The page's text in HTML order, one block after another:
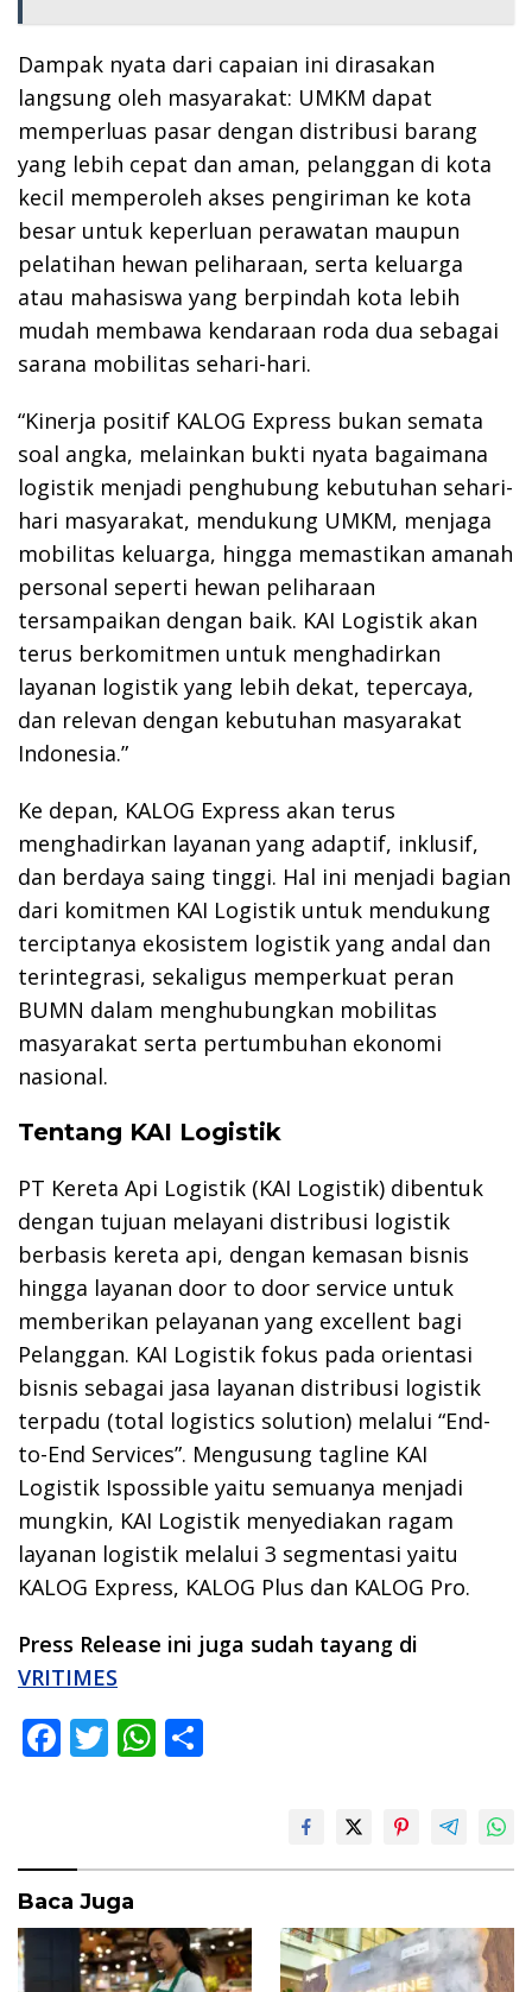
Dampak nyata dari capaian ini dirasakan
langsung oleh masyarakat: UMKM dapat
memperluas pasar dengan distribusi barang
yang lebih cepat dan aman, pelanggan di kota
kecil memperoleh akses pengiriman ke kota
besar untuk keperluan perawatan maupun
pelatihan hewan peliharaan, serta keluarga
atau mahasiswa yang berpindah kota lebih
mudah membawa kendaraan roda dua sebagai
sarana mobilitas sehari-hari.
“Kinerja positif KALOG Express bukan semata
soal angka, melainkan bukti nyata bagaimana
logistik menjadi penghubung kebutuhan sehari-
hari masyarakat, mendukung UMKM, menjaga
mobilitas keluarga, hingga memastikan amanah
personal seperti hewan peliharaan
tersampaikan dengan baik. KAI Logistik akan
terus berkomitmen untuk menghadirkan
layanan logistik yang lebih dekat, tepercaya,
dan relevan dengan kebutuhan masyarakat
Indonesia.”
Ke depan, KALOG Express akan terus
menghadirkan layanan yang adaptif, inklusif,
dan berdaya saing tinggi. Hal ini menjadi bagian
dari komitmen KAI Logistik untuk mendukung
terciptanya ekosistem logistik yang andal dan
terintegrasi, sekaligus memperkuat peran
BUMN dalam menghubungkan mobilitas
masyarakat serta pertumbuhan ekonomi
nasional.
Tentang KAI Logistik
PT Kereta Api Logistik (KAI Logistik) dibentuk
dengan tujuan melayani distribusi logistik
berbasis kereta api, dengan kemasan bisnis
hingga layanan door to door service untuk
memberikan pelayanan yang excellent bagi
Pelanggan. KAI Logistik fokus pada orientasi
bisnis sebagai jasa layanan distribusi logistik
terpadu (total logistics solution) melalui “End-
to-End Services”. Mengusung tagline KAI
Logistik Ispossible yaitu semuanya menjadi
mungkin, KAI Logistik menyediakan ragam
layanan logistik melalui 3 segmentasi yaitu
KALOG Express, KALOG Plus dan KALOG Pro.
Press Release ini juga sudah tayang di
VRITIMES
F
ac
o
o
k
T
w
W
h
A
p
p
Baca Juga